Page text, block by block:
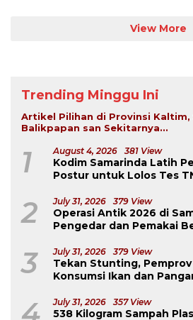
View More
Trending Minggu Ini
Artikel Pilihan di Provinsi Kaltim,
Balikpapan san Sekitarnya...
1 August 4, 2026 381 View
Kodim Samarinda Latih
Postur untuk Lolos Tes
2 July 31, 2026 379 View
Operasi Antik 2026 di
Pengedar dan Pemakai
3 July 31, 2026 379 View
Tekan Stunting,
Konsumsi Ikan dan
July 31, 2026 357 View
538 Kilogram Sampah